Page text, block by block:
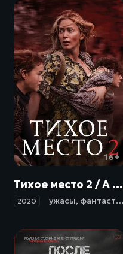
16+
Тихое место 2 / A Quiet Place Part II (2020)
2020 ужасы, фантастика